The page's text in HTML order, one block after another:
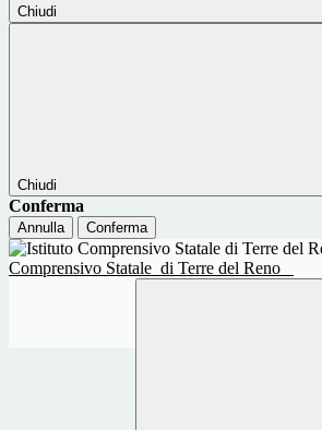
Chiudi
Chiudi
Conferma
Annulla Conferma
Comprensivo Statale di Terre del Reno